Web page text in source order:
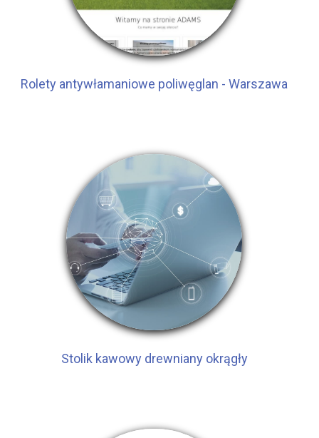
Rolety antywłamaniowe poliwęglan - Warszawa
Stolik kawowy drewniany okrągły